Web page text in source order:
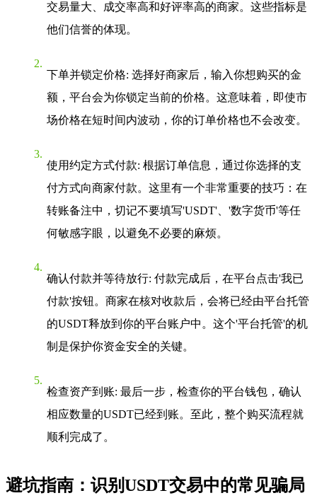
交易量大、成交率高和好评率高的商家。这些指标是
他们信誉的体现。
下单并锁定价格: 选择好商家后，输入你想购买的金
额，平台会为你锁定当前的价格。这意味着，即使市
场价格在短时间内波动，你的订单价格也不会改变。
使用约定方式付款: 根据订单信息，通过你选择的支
付方式向商家付款。这里有一个非常重要的技巧：在
转账备注中，切记不要填写'USDT'、'数字货币'等任
何敏感字眼，以避免不必要的麻烦。
确认付款并等待放行: 付款完成后，在平台点击'我已
付款'按钮。商家在核对收款后，会将已经由平台托管
的USDT释放到你的平台账户中。这个'平台托管'的机
制是保护你资金安全的关键。
检查资产到账: 最后一步，检查你的平台钱包，确认
相应数量的USDT已经到账。至此，整个购买流程就
顺利完成了。
避坑指南：识别USDT交易中的常见骗局